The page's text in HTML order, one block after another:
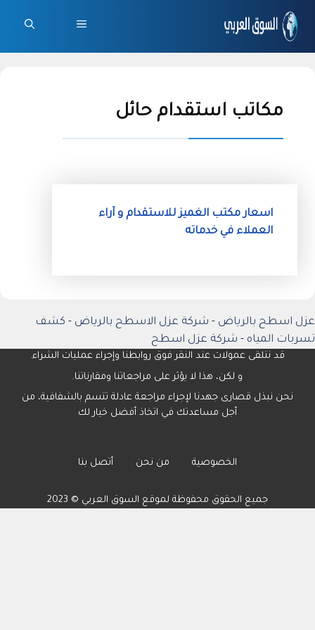
المحتوى
القائمة
مكاتب استقدام حائل
اسعار مكتب الغميز للاستقدام و آراء
العملاء في خدماته
عزل اسطح بالرياض - شركة عزل الاسطح بالرياض - كشف
تسربات المياه - شركة عزل اسطح
قد نتلقى عمولات عند النقر فوق روابطنا وإجراء عمليات الشراء.
و لكن، هذا لا يؤثر على مراجعاتنا ومقارناتنا.
نحن نبذل قصارى جهدنا لإجراء مراجعة عادلة تتسم بالشفافية، من
أجل مساعدتك في اتخاذ أفضل خيار لك
الخصوصية من نحن أتصل بنا
جميع الحقوق محفوظة لموقع السوق العربي © 2023